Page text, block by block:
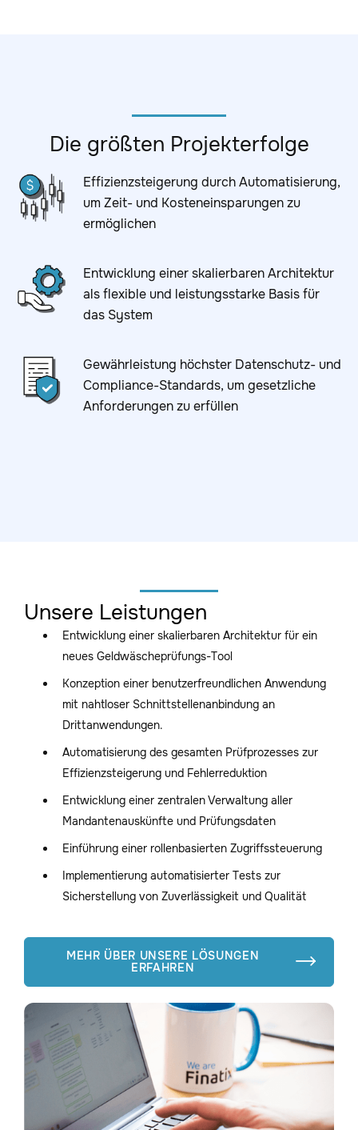
Die größten Projekterfolge
Effizienzsteigerung durch Automatisierung,
um Zeit- und Kosteneinsparungen zu
ermöglichen
Entwicklung einer skalierbaren Architektur
als flexible und leistungsstarke Basis für
das System
Gewährleistung höchster Datenschutz- und
Compliance-Standards, um gesetzliche
Anforderungen zu erfüllen
Unsere Leistungen
Entwicklung einer skalierbaren Architektur für ein
neues Geldwäscheprüfungs-Tool
Konzeption einer benutzerfreundlichen Anwendung
mit nahtloser Schnittstellenanbindung an
Drittanwendungen.
Automatisierung des gesamten Prüfprozesses zur
Effizienzsteigerung und Fehlerreduktion
Entwicklung einer zentralen Verwaltung aller
Mandantenauskünfte und Prüfungsdaten
Einführung einer rollenbasierten Zugriffssteuerung
Implementierung automatisierter Tests zur
Sicherstellung von Zuverlässigkeit und Qualität
MEHR ÜBER UNSERE LÖSUNGEN
ERFAHREN
